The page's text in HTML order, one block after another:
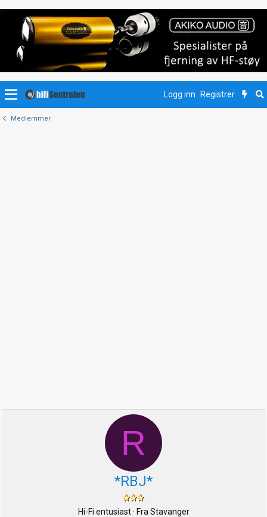
Logg inn Registrer
Medlemmer
R
*RBJ*
Hi-Fi entusiast · Fra Stavanger